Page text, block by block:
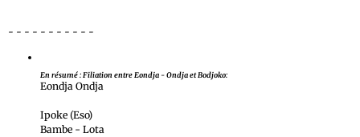
- - - - - - - - - - -
En résumé : Filiation entre Eondja - Ondja et Bodjoko:
Eondja Ondja
Ipoke (Eso)
Bambe - Lota